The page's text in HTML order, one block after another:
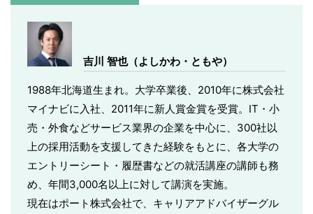
吉川 智也（よしかわ・ともや）
1988年北海道生まれ。大学卒業後、2010年に株式会社
マイナビに入社、2011年に新人賞金賞を受賞。IT・小
売・外食などサービス業界の企業を中心に、300社以
上の採用活動を支援してきた経験をもとに、各大学の
エントリーシート・履歴書などの就活講座の講師も務
め、年間3,000名以上に対して講演を実施。
現在はポート株式会社で、キャリアアドバイザーグル